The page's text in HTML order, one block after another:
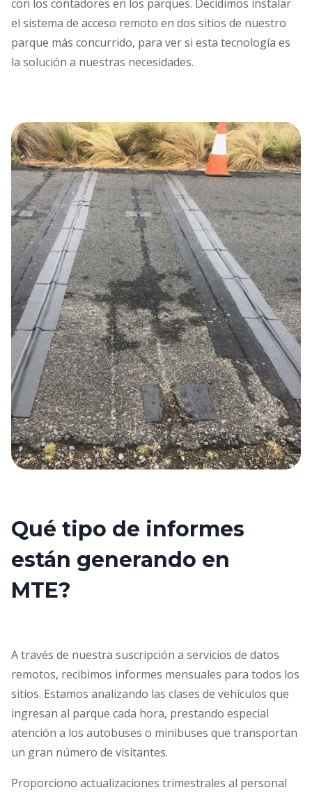
con los contadores en los parques. Decidimos instalar
el sistema de acceso remoto en dos sitios de nuestro
parque más concurrido, para ver si esta tecnología es
la solución a nuestras necesidades.
Qué tipo de informes
están generando en
MTE?
A través de nuestra suscripción a servicios de datos
remotos, recibimos informes mensuales para todos los
sitios. Estamos analizando las clases de vehículos que
ingresan al parque cada hora, prestando especial
atención a los autobuses o minibuses que transportan
un gran número de visitantes.
Proporciono actualizaciones trimestrales al personal